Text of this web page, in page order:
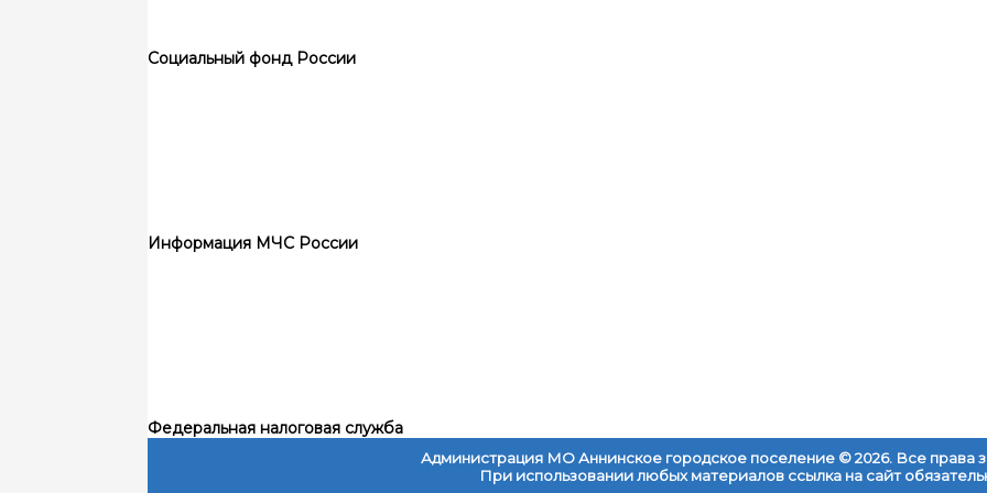
Социальный фонд России
Информация МЧС России
Федеральная налоговая служба
Администрация МО Аннинское городское поселение © 2026. Все права
При использовании любых материалов ссылка на сайт